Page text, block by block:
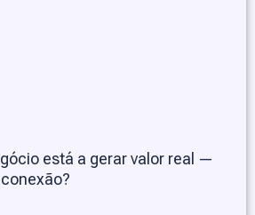
está a gerar valor real —